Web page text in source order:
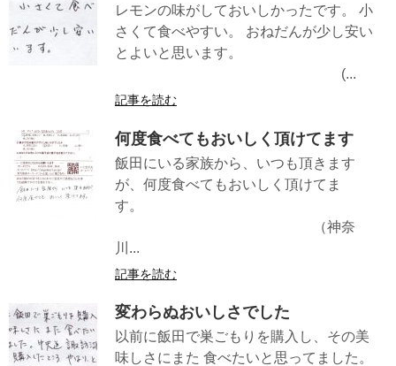
レモンの味がしておいしかったです。 小
さくて食べやすい。 おねだんが少し安い
とよいと思います。
(...
記事を読む
何度食べてもおいしく頂けてます
飯田にいる家族から、いつも頂きます
が、何度食べてもおいしく頂けてま
す。
（神奈
川...
記事を読む
変わらぬおいしさでした
以前に飯田で巣ごもりを購入し、その美
味しさにまた 食べたいと思ってました。